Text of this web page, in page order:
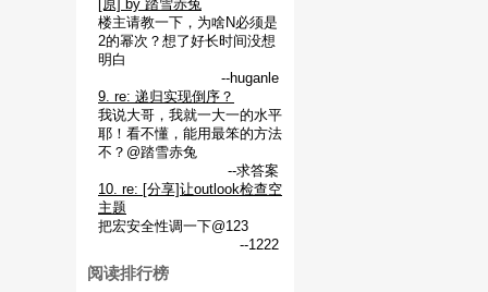
[原] by 踏雪赤兔
楼主请教一下，为啥N必须是
2的幂次？想了好长时间没想
明白
--huganle
9. re: 递归实现倒序？
我说大哥，我就一大一的水平
耶！看不懂，能用最笨的方法
不？@踏雪赤兔
--求答案
10. re: [分享]让outlook检查空
主题
把宏安全性调一下@123
--1222
阅读排行榜